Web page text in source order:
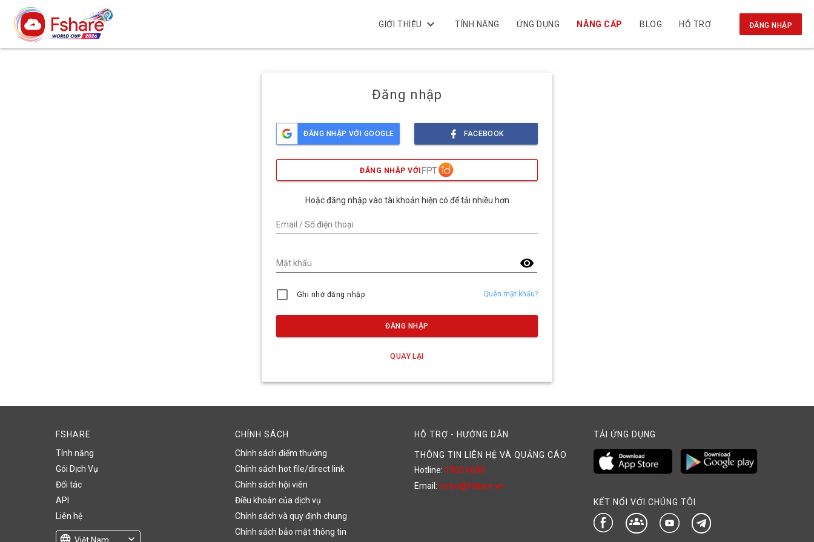
GIỚI THIỆU keyboard_arrow_down TÍNH NĂNG ỨNG DỤNG NÂNG CẤP BLOG HỖ TRỢ ĐĂNG NHẬP
Đăng nhập
ĐĂNG NHẬP VỚI GOOGLE FACEBOOK
ĐĂNG NHẬP VỚI
Hoặc đăng nhập vào tài khoản hiện có để tải nhiều hơn
Email / Số điện thoại
visibility
Mật khẩu
Ghi nhớ đăng nhập Quên mật khẩu?
ĐĂNG NHẬP
QUAY LẠI
FSHARE
Tính năng
Gói Dịch Vụ
Đối tác
API
Liên hệ
language Việt Nam expand_more
CHÍNH SÁCH
Chính sách điểm thưởng
Chính sách hot file/direct link
Chính sách hội viên
Điều khoản của dịch vụ
Chính sách và quy định chung
Chính sách bảo mật thông tin
HỖ TRỢ - HƯỚNG DẪN
THÔNG TIN LIÊN HỆ VÀ QUẢNG CÁO
Hotline: 1900 6600
Email: hotro@fshare.vn
TẢI ỨNG DỤNG
KẾT NỐI VỚI CHÚNG TÔI
groups